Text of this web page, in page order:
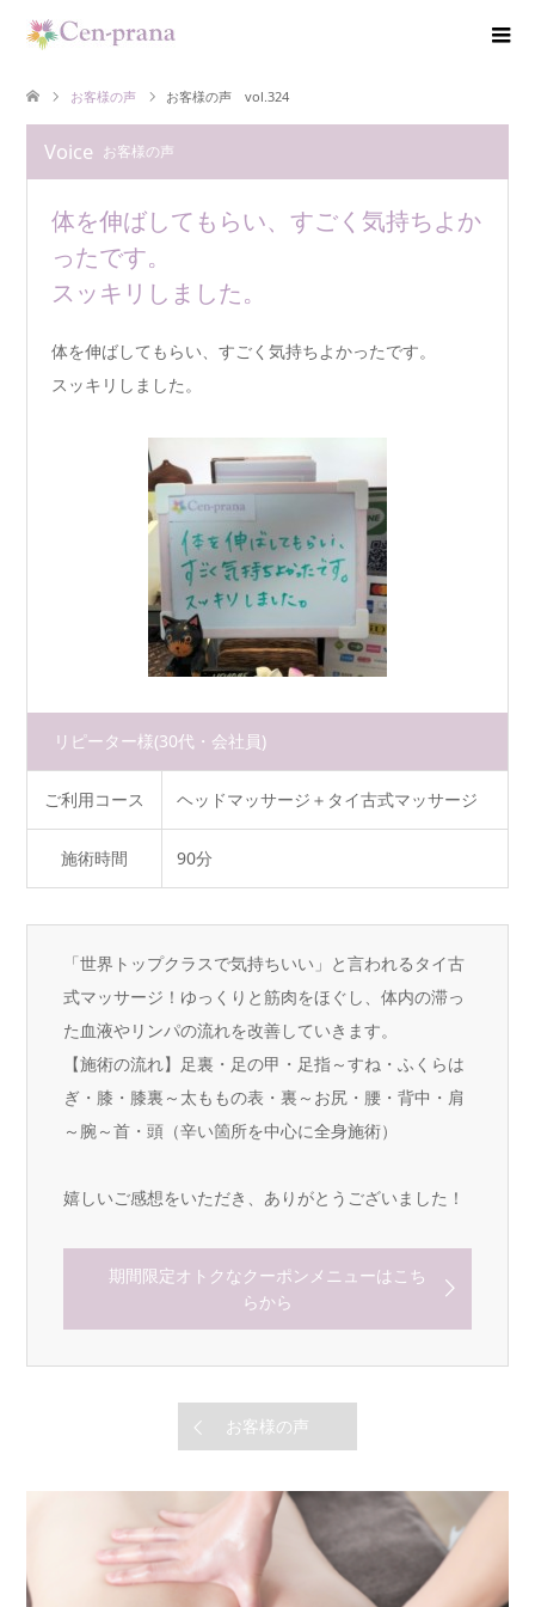
お客様の声 お客様の声 vol.324
Voice お客様の声
体を伸ばしてもらい、すごく気持ちよか
ったです。
スッキリしました。
体を伸ばしてもらい、すごく気持ちよかったです。
スッキリしました。
リピーター様(30代・会社員)
ご利用コース ヘッドマッサージ＋タイ古式マッサージ
施術時間 90分
「世界トップクラスで気持ちいい」と言われるタイ古
式マッサージ！ゆっくりと筋肉をほぐし、体内の滞っ
た血液やリンパの流れを改善していきます。
【施術の流れ】足裏・足の甲・足指～すね・ふくらは
ぎ・膝・膝裏～太ももの表・裏～お尻・腰・背中・肩
～腕～首・頭（辛い箇所を中心に全身施術）
嬉しいご感想をいただき、ありがとうございました！
期間限定オトクなクーポンメニューはこち
らから
お客様の声